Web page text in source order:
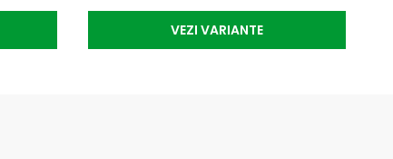
VEZI VARIANTE